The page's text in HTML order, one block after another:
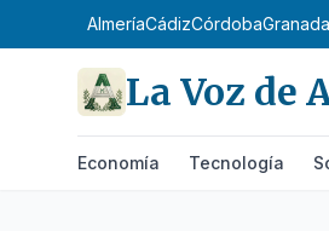
AlmeríaCádizCórdobaGranada
La Voz de
Economía Tecnología